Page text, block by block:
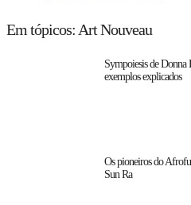
Em tópicos: Art Nouveau
Sympoiesis de Donna
exemplos explicados
Os pioneiros do
Sun Ra